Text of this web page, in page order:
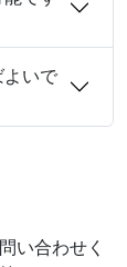
いで
い合わせく